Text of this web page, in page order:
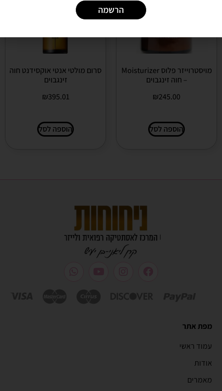
מויסטרוייזר פלוס Moisturizer
– חוה זינגבוים
₪245.00
הוספה לסל
סרום מולטי אנטי אוקסידנט חוה
זינגבוים
₪395.01
הוספה לסל
מפת אתר
עמוד ראשי
אודות
מאמרים
הרשמה